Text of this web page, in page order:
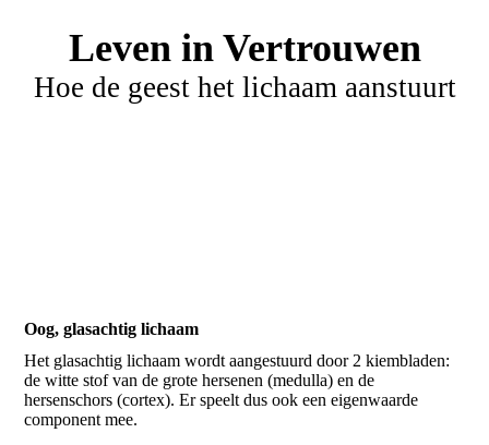
Leven in Vertrouwen
Hoe de geest het lichaam aanstuurt
Oog, glasachtig lichaam
Het glasachtig lichaam wordt aangestuurd door 2 kiembladen:
de witte stof van de grote hersenen (medulla) en de
hersenschors (cortex). Er speelt dus ook een eigenwaarde
component mee.